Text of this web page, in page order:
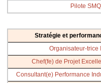
Pilote SMQ
Stratégie et
Organisateur-trice
Chef(fe) de Projet
Consultant(e) Performance